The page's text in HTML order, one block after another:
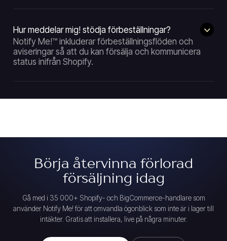
Hur meddelar mig! stödja förbeställningar?
Notify Me!™ inkluderar förbeställningsflöden och
aviseringar så att du kan försälja och kommunicera
status inifrån Shopify.
Börja återvinna förlorad
försäljning idag
Gå med i 35 000+ Shopify- och BigCommerce-handlare som
använder Notify Me! för att omvandla ögonblick som inte är i lager till
intäkter. Gratis att installera, live på några minuter.